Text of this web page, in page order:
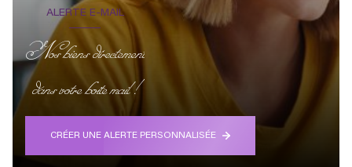
ALERTE E-MAIL
Nos biens directement
dans votre boite mail !
CRÉER UNE ALERTE PERSONNALISÉE